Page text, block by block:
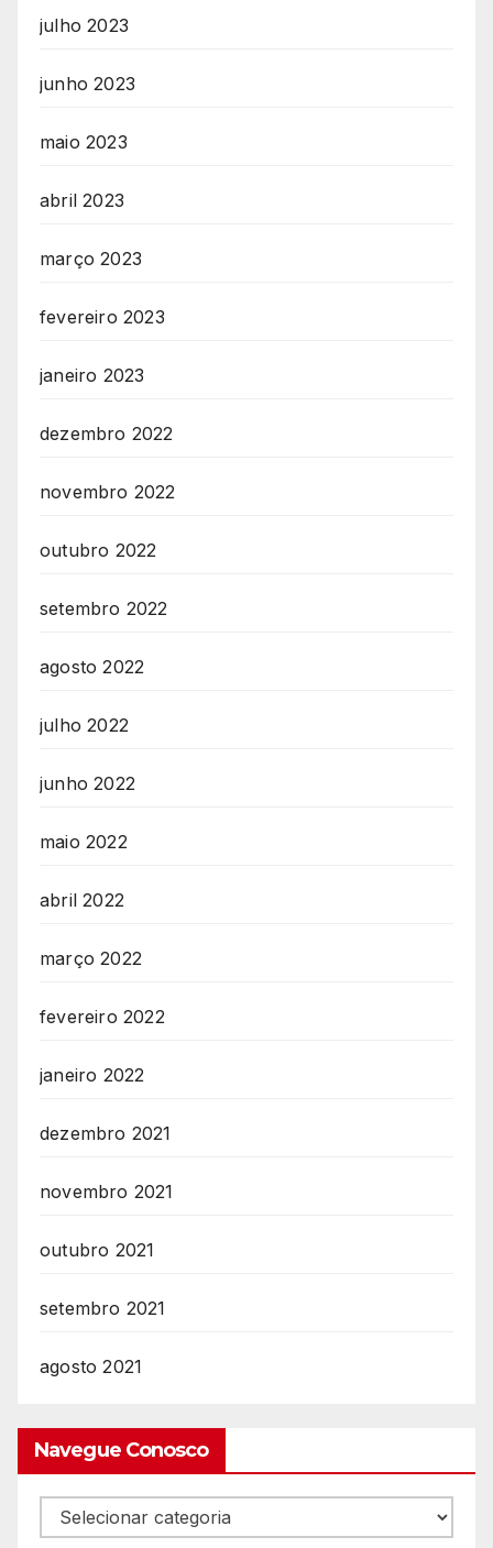
julho 2023
junho 2023
maio 2023
abril 2023
março 2023
fevereiro 2023
janeiro 2023
dezembro 2022
novembro 2022
outubro 2022
setembro 2022
agosto 2022
julho 2022
junho 2022
maio 2022
abril 2022
março 2022
fevereiro 2022
janeiro 2022
dezembro 2021
novembro 2021
outubro 2021
setembro 2021
agosto 2021
Navegue Conosco
Navegue